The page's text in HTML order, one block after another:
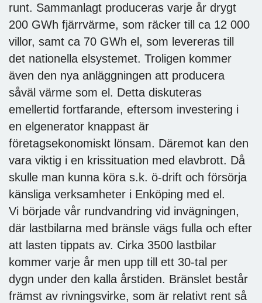
runt. Sammanlagt produceras varje år drygt
200 GWh fjärrvärme, som räcker till ca 12 000
villor, samt ca 70 GWh el, som levereras till
det nationella elsystemet. Troligen kommer
även den nya anläggningen att producera
såväl värme som el. Detta diskuteras
emellertid fortfarande, eftersom investering i
en elgenerator knappast är
företagsekonomiskt lönsam. Däremot kan den
vara viktig i en krissituation med elavbrott. Då
skulle man kunna köra s.k. ö-drift och försörja
känsliga verksamheter i Enköping med el.
Vi började vår rundvandring vid invägningen,
där lastbilarna med bränsle vägs fulla och efter
att lasten tippats av. Cirka 3500 lastbilar
kommer varje år men upp till ett 30-tal per
dygn under den kalla årstiden. Bränslet består
främst av rivningsvirke, som är relativt rent så